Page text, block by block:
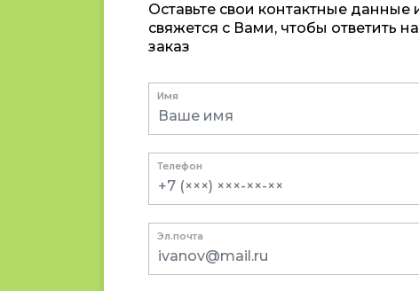
Оставьте свои контактные данные
свяжется с Вами, чтобы ответить
заказ
Имя
Телефон
Эл.почта